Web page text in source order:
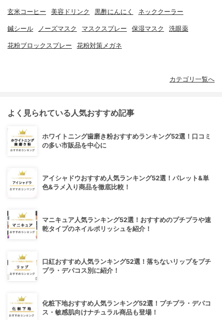
玄米コーヒー 美容ドリンク 黒酢にんにく ネッククーラー
鍼シール ノーズマスク マスクスプレー 保湿マスク 洗眼薬
花粉ブロックスプレー 花粉対策メガネ
カテゴリ一覧へ
よく見られている人気おすすめ記事
ホワイトニング歯磨き粉おすすめランキング52選！口コミ
の多い市販品を中心に
アイシャドウおすすめ人気ランキング52選！パレット&単
色&ラメ入り商品を徹底比較！
マニキュア人気ランキング52選！おすすめのプチプラや速
乾タイプのネイルポリッシュを紹介！
口紅おすすめ人気ランキング52選！落ちないリップをプチ
プラ・デパコス別に紹介！
化粧下地おすすめ人気ランキング52選！プチプラ・デパコ
ス・敏感肌向けナチュラル商品も登場！